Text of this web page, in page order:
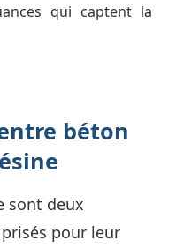
qui captent la
béton
sont deux
pour leur